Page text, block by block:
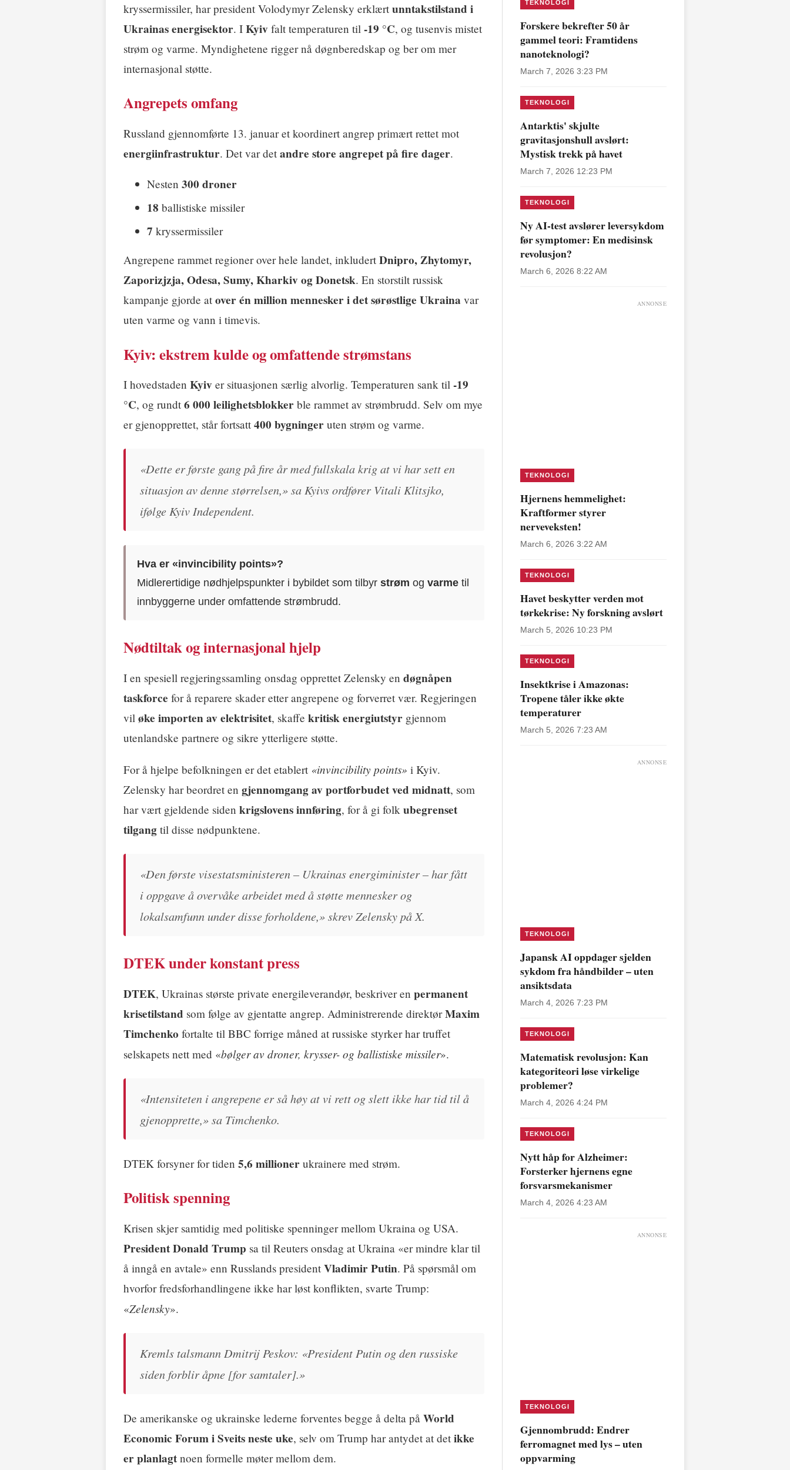
kryssermissiler, har president Volodymyr Zelensky erklært unntakstilstand i
Ukrainas energisektor. I Kyiv falt temperaturen til -19 °C, og tusenvis mistet
strøm og varme. Myndighetene rigger nå døgnberedskap og ber om mer
internasjonal støtte.
Angrepets omfang
Russland gjennomførte 13. januar et koordinert angrep primært rettet mot
energiinfrastruktur. Det var det andre store angrepet på fire dager.
Nesten 300 droner
18 ballistiske missiler
7 kryssermissiler
Angrepene rammet regioner over hele landet, inkludert Dnipro, Zhytomyr,
Zaporizjzja, Odesa, Sumy, Kharkiv og Donetsk. En storstilt russisk
kampanje gjorde at over én million mennesker i det sørøstlige Ukraina var
uten varme og vann i timevis.
Kyiv: ekstrem kulde og omfattende strømstans
I hovedstaden Kyiv er situasjonen særlig alvorlig. Temperaturen sank til -19
°C, og rundt 6 000 leilighetsblokker ble rammet av strømbrudd. Selv om mye
er gjenopprettet, står fortsatt 400 bygninger uten strøm og varme.
«Dette er første gang på fire år med fullskala krig at vi har sett en
situasjon av denne størrelsen,» sa Kyivs ordfører Vitali Klitsjko,
ifølge Kyiv Independent.
Hva er «invincibility points»?
Midlerertidige nødhjelpspunkter i bybildet som tilbyrstrøm ogvarme til
innbyggerne under omfattende strømbrudd.
Nødtiltak og internasjonal hjelp
I en spesiell regjeringssamling onsdag opprettet Zelensky en døgnåpen
taskforce for å reparere skader etter angrepene og forverret vær. Regjeringen
vil øke importen av elektrisitet, skaffe kritisk energiutstyr gjennom
utenlandske partnere og sikre ytterligere støtte.
For å hjelpe befolkningen er det etablert «invincibility points» i Kyiv.
Zelensky har beordret en gjennomgang av portforbudet ved midnatt, som
har vært gjeldende siden krigslovens innføring, for å gi folk ubegrenset
tilgang til disse nødpunktene.
«Den første visestatsministeren – Ukrainas energiminister – har fått
i oppgave å overvåke arbeidet med å støtte mennesker og
lokalsamfunn under disse forholdene,» skrev Zelensky på X.
DTEK under konstant press
DTEK, Ukrainas største private energileverandør, beskriver en permanent
krisetilstand som følge av gjentatte angrep. Administrerende direktørMaxim
Timchenko fortalte til BBC forrige måned at russiske styrker har truffet
selskapets nett med «bølger av droner, krysser- og ballistiske missiler».
«Intensiteten i angrepene er så høy at vi rett og slett ikke har tid til å
gjenopprette,» sa Timchenko.
DTEK forsyner for tiden 5,6 millioner ukrainere med strøm.
Politisk spenning
Krisen skjer samtidig med politiske spenninger mellom Ukraina og USA.
President Donald Trump sa til Reuters onsdag at Ukraina «er mindre klar til
å inngå en avtale» enn Russlands president Vladimir Putin. På spørsmål om
hvorfor fredsforhandlingene ikke har løst konflikten, svarte Trump:
«Zelensky».
Kremls talsmann Dmitrij Peskov: «President Putin og den russiske
siden forblir åpne [for samtaler].»
De amerikanske og ukrainske lederne forventes begge å delta på World
Economic Forum i Sveits neste uke, selv om Trump har antydet at det ikke
er planlagt noen formelle møter mellom dem.
TEKNOLOGI
Forskere bekrefter 50 år
gammel teori: Framtidens
nanoteknologi?
March 7, 2026 3:23 PM
TEKNOLOGI
Antarktis' skjulte
gravitasjonshull avslørt:
Mystisk trekk på havet
March 7, 2026 12:23 PM
TEKNOLOGI
Ny AI-test avslører leversykdom
før symptomer: En medisinsk
revolusjon?
March 6, 2026 8:22 AM
ANNONSE
TEKNOLOGI
Hjernens hemmelighet:
Kraftformer styrer
nerveveksten!
March 6, 2026 3:22 AM
TEKNOLOGI
Havet beskytter verden mot
tørkekrise: Ny forskning avslørt
March 5, 2026 10:23 PM
TEKNOLOGI
Insektkrise i Amazonas:
Tropene tåler ikke økte
temperaturer
March 5, 2026 7:23 AM
ANNONSE
TEKNOLOGI
Japansk AI oppdager sjelden
sykdom fra håndbilder – uten
ansiktsdata
March 4, 2026 7:23 PM
TEKNOLOGI
Matematisk revolusjon: Kan
kategoriteori løse virkelige
problemer?
March 4, 2026 4:24 PM
TEKNOLOGI
Nytt håp for Alzheimer:
Forsterker hjernens egne
forsvarsmekanismer
March 4, 2026 4:23 AM
ANNONSE
TEKNOLOGI
Gjennombrudd: Endrer
ferromagnet med lys – uten
oppvarming